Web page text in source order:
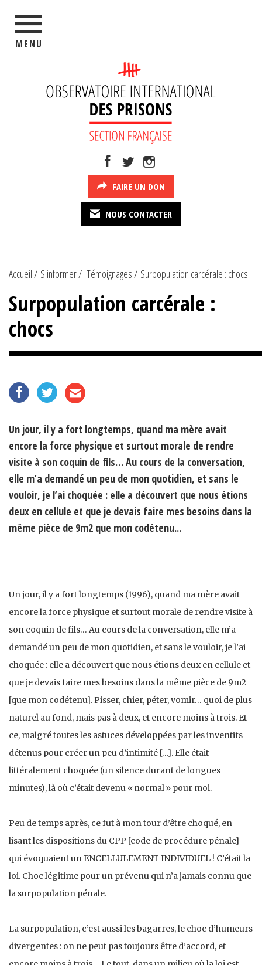
MENU
FAIRE UN DON
NOUS CONTACTER
Accueil S'informer Témoignages Surpopulation carcérale : chocs
Surpopulation carcérale :
chocs
Un jour, il y a fort longtemps, quand ma mère avait
encore la force physique et surtout morale de rendre
visite à son coquin de fils… Au cours de la conversation,
elle m’a demandé un peu de mon quotidien, et sans le
vouloir, je l’ai choquée : elle a découvert que nous étions
deux en cellule et que je devais faire mes besoins dans la
même pièce de 9m2 que mon codétenu...
Un jour, il y a fort longtemps (1996), quand ma mère avait
encore la force physique et surtout morale de rendre visite à
son coquin de fils… Au cours de la conversation, elle m’a
demandé un peu de mon quotidien, et sans le vouloir, je l’ai
choquée : elle a découvert que nous étions deux en cellule et
que je devais faire mes besoins dans la même pièce de 9m2
[que mon codétenu]. Pisser, chier, péter, vomir… quoi de plus
naturel au fond, mais pas à deux, et encore moins à trois. Et
ce, malgré toutes les astuces développées par les inventifs
détenus pour créer un peu d’intimité […]. Elle était
littéralement choquée (un silence durant de longues
minutes), là où c’était devenu « normal » pour moi.
Peu de temps après, ce fut à mon tour d’être choqué, en
lisant les dispositions du CPP [code de procédure pénale]
qui évoquaient un ENCELLULEMENT INDIVIDUEL ! C’était la
loi. Choc légitime pour un prévenu qui n’a jamais connu que
la surpopulation pénale.
La surpopulation, c’est aussi les bagarres, le choc d’humeurs
divergentes : on ne peut pas toujours être d’accord, et